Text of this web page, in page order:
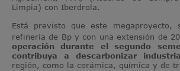
Limpia) con Iberdrola.
Está previsto que este megaproyecto,
refinería de Bp y con una extensión de
operación durante el segundo
contribuya a descarbonizar
región, como la cerámica, química y de